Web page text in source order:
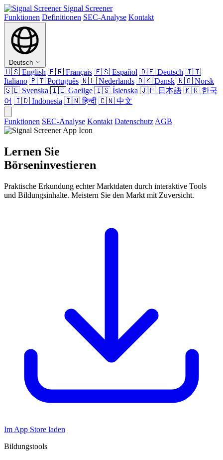
Signal Screener
Funktionen Definitionen SEC-Analyse Kontakt
Deutsch
🇺🇸 English 🇫🇷 Français 🇪🇸 Español 🇩🇪 Deutsch 🇮🇹
Italiano 🇵🇹 Português 🇳🇱 Nederlands 🇩🇰 Dansk 🇳🇴 Norsk
🇸🇪 Svenska 🇮🇪 Gaeilge 🇮🇸 Íslenska 🇯🇵 日本語 🇰🇷 한국
어 🇮🇩 Indonesia 🇮🇳हिन्दी 🇨🇳 中文
Funktionen SEC-Analyse Kontakt Datenschutz AGB
Lernen Sie
Börseninvestieren
Praktische Erkundung echter Marktdaten durch interaktive Tools
und Bildungsinhalte. Meistern Sie den Markt mit Zuversicht.
Im App Store laden
Bildungstools